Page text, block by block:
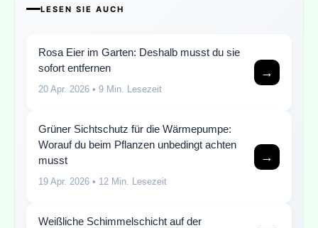
LESEN SIE AUCH
Rosa Eier im Garten: Deshalb musst du sie
sofort entfernen
20 Apr. 2026 • 9 Min. Lesezeit
→
Grüner Sichtschutz für die Wärmepumpe:
Worauf du beim Pflanzen unbedingt achten
musst
19 Apr. 2026 • 12 Min. Lesezeit
→
Weißliche Schimmelschicht auf der